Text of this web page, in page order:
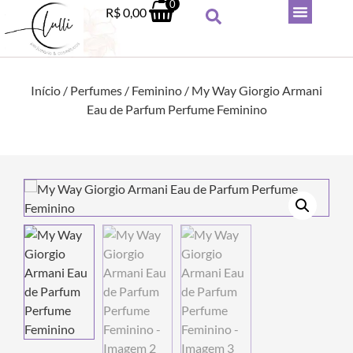
R$0,00
0
Início / Perfumes / Feminino / My Way Giorgio Armani
Eau de Parfum Perfume Feminino
Ralphs Club Ralph Lauren
Parfum Perfume Masculino -
100ml
R$ 789,90